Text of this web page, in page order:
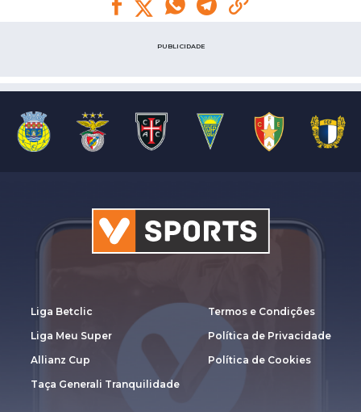
PUBLICIDADE
Liga Betclic
Liga Meu Super
Allianz Cup
Taça Generali Tranquilidade
Termos e Condições
Política de Privacidade
Política de Cookies